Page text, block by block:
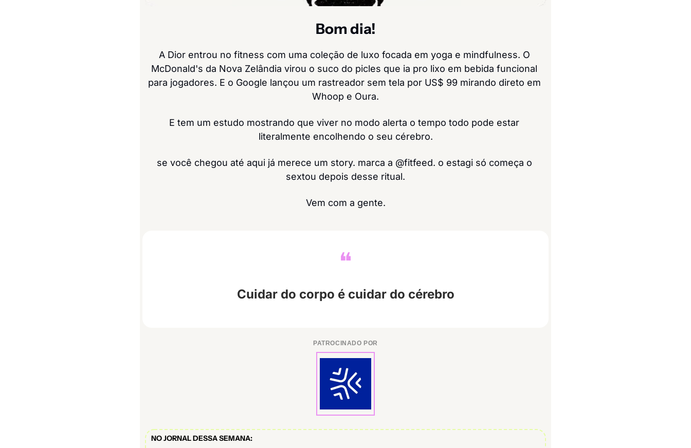
Bom dia!
A Dior entrou no fitness com uma coleção de luxo focada em yoga e mindfulness. O
McDonald's da Nova Zelândia virou o suco do picles que ia pro lixo em bebida funcional
para jogadores. E o Google lançou um rastreador sem tela por US$ 99 mirando direto em
Whoop e Oura.
E tem um estudo mostrando que viver no modo alerta o tempo todo pode estar
literalmente encolhendo o seu cérebro.
se você chegou até aqui já merece um story. marca a @fitfeed. o estagi só começa o
sextou depois desse ritual.
Vem com a gente.
❝
Cuidar do corpo é cuidar do cérebro
PATROCINADO POR
NO JORNAL DESSA SEMANA: